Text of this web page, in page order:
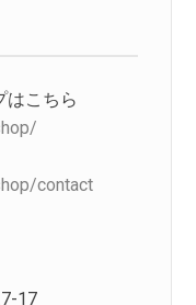
はこちら
contact
17